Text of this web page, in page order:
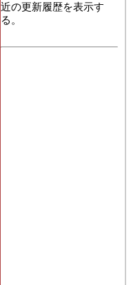
近の更新履歴を表示す
る。